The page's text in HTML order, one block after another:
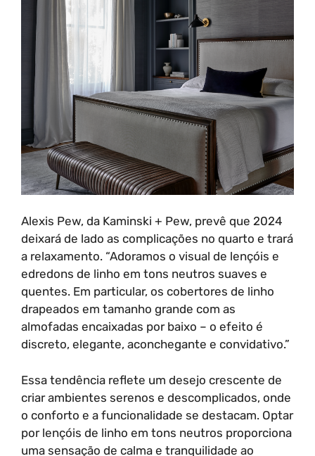
Alexis Pew, da Kaminski + Pew, prevê que 2024
deixará de lado as complicações no quarto e trará
a relaxamento. “Adoramos o visual de lençóis e
edredons de linho em tons neutros suaves e
quentes. Em particular, os cobertores de linho
drapeados em tamanho grande com as
almofadas encaixadas por baixo – o efeito é
discreto, elegante, aconchegante e convidativo.”
Essa tendência reflete um desejo crescente de
criar ambientes serenos e descomplicados, onde
o conforto e a funcionalidade se destacam. Optar
por lençóis de linho em tons neutros proporciona
uma sensação de calma e tranquilidade ao